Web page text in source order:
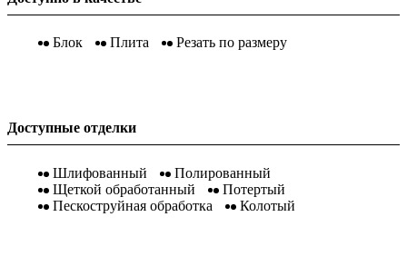
Блок Плита Резать по размеру
Доступные отделки
Шлифованный
Полированный
Щеткой обработанный
Потертый
Пескоструйная обработка
Колотый